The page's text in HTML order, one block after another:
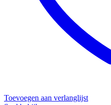
Toevoegen aan verlanglijst